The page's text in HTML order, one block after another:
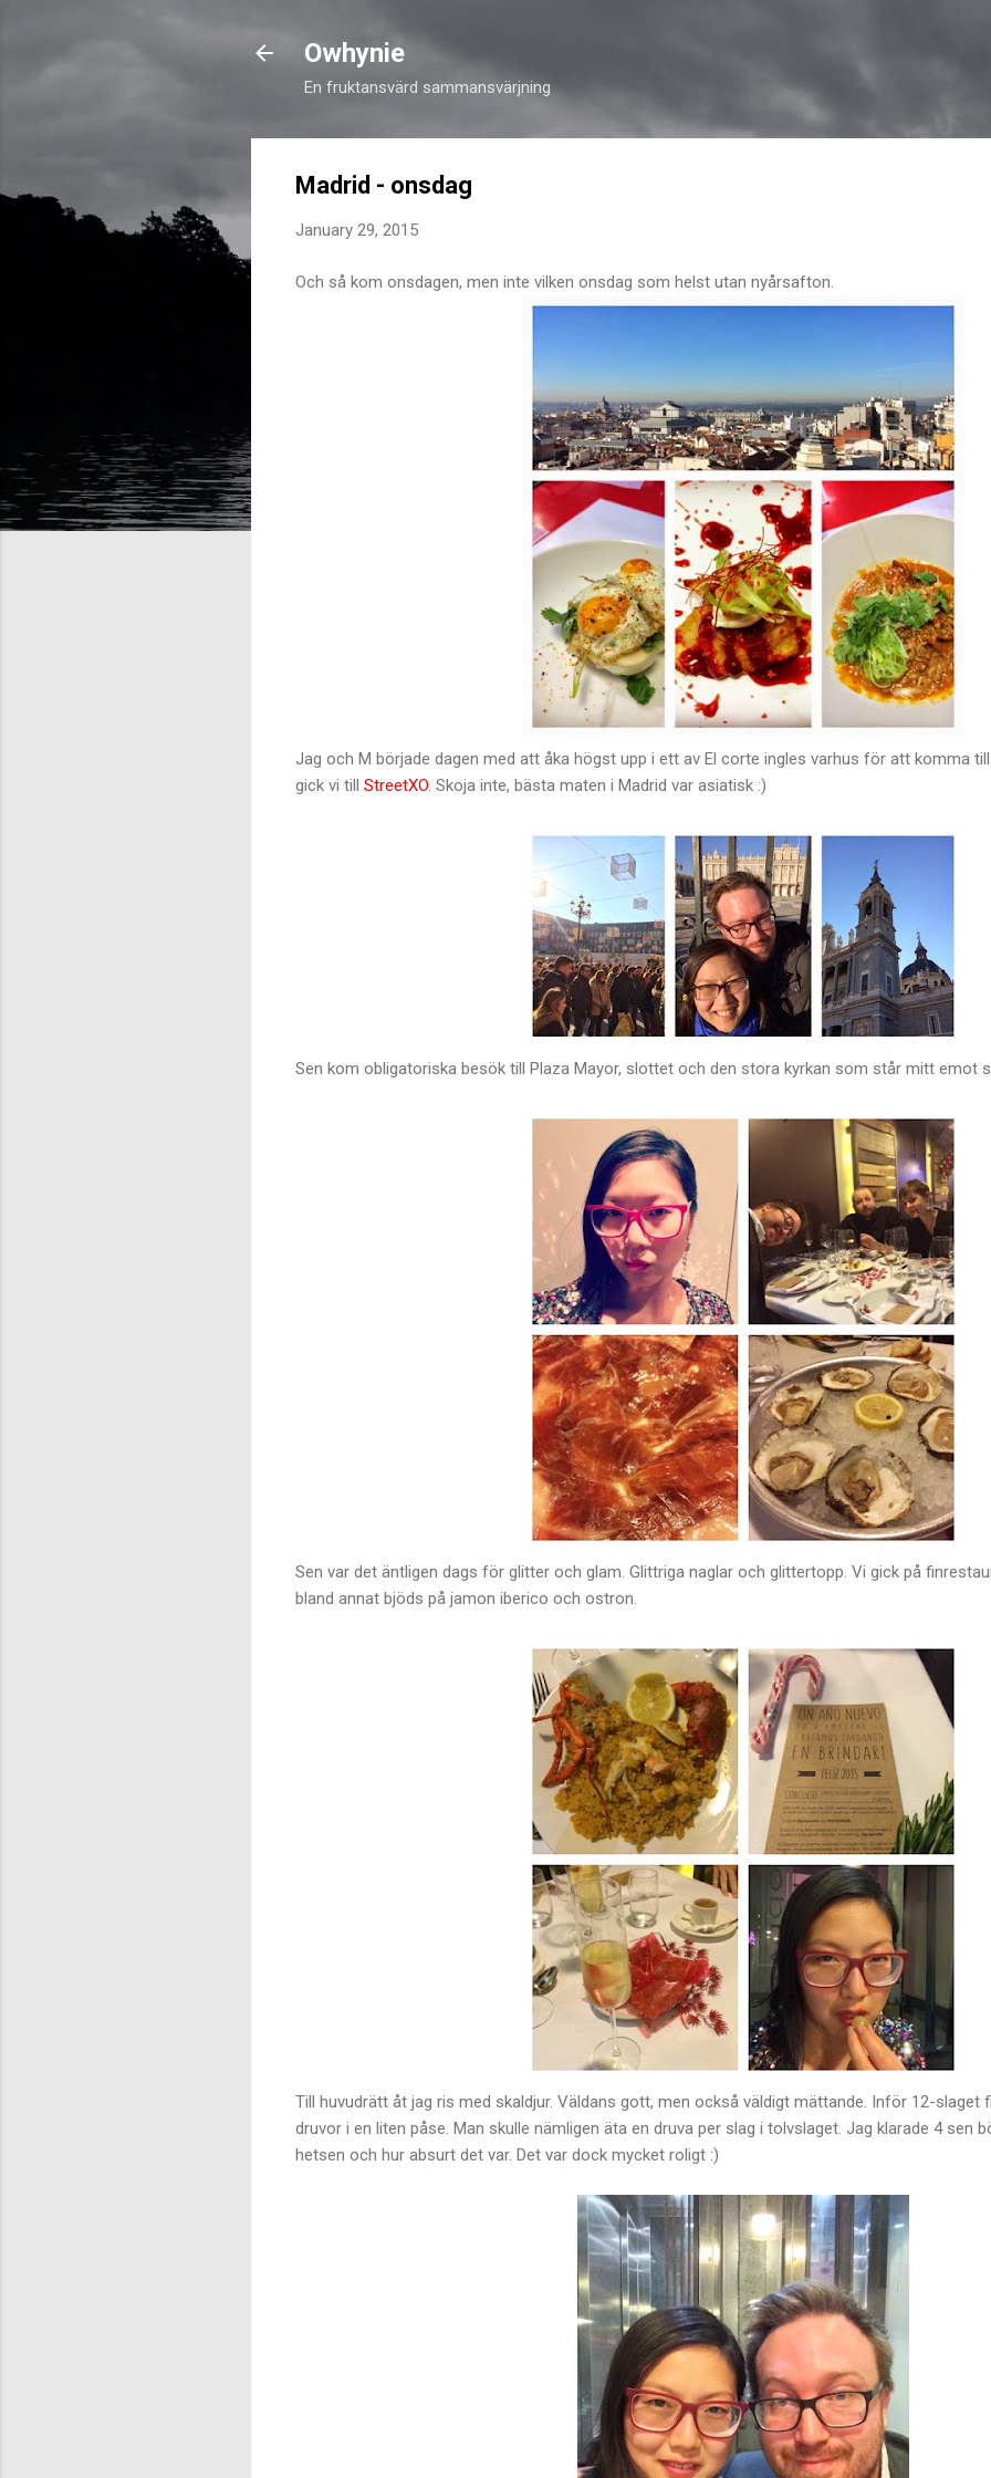
Owhynie
En fruktansvärd sammansvärjning
Madrid - onsdag
January 29, 2015
Och så kom onsdagen, men inte vilken onsdag som helst utan nyårsafton.
Jag och M började dagen med att åka högst upp i ett av El corte ingles varhus för att komma
gick vi till StreetXO . Skoja inte, bästa maten i Madrid var asiatisk :)
Sen kom obligatoriska besök till Plaza Mayor, slottet och den stora kyrkan som står mitt emot
Sen var det äntligen dags för glitter och glam. Glittriga naglar och glittertopp. Vi gick på
bland annat bjöds på jamon iberico och ostron.
Till huvudrätt åt jag ris med skaldjur. Väldans gott, men också väldigt mättande. Inför 12-slaget
druvor i en liten påse. Man skulle nämligen äta en druva per slag i tolvslaget. Jag klarade 4 sen
hetsen och hur absurt det var. Det var dock mycket roligt :)